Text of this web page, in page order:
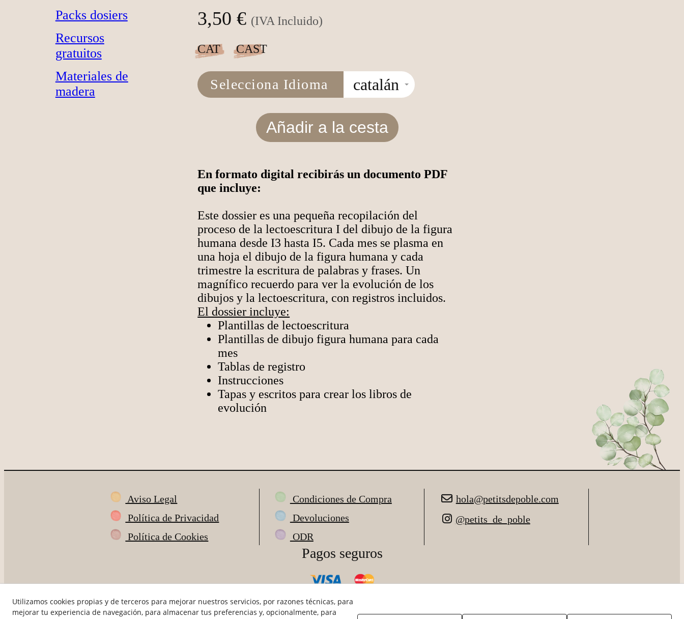
Packs dosiers
Recursos
gratuitos
Materiales de
madera
En formato digital recibirás un documento PDF
que incluye:
Este dossier es una pequeña recopilación del
proceso de la lectoescritura I del dibujo de la figura
humana desde I3 hasta I5. Cada mes se plasma en
una hoja el dibujo de la figura humana y cada
trimestre la escritura de palabras y frases. Un
magnífico recuerdo para ver la evolución de los
dibujos y la lectoescritura, con registros incluidos.
El dossier incluye:
Plantillas de lectoescritura
Plantillas de dibujo figura humana para cada
mes
Tablas de registro
Instrucciones
Tapas y escritos para crear los libros de
evolución
CAT CAST
3,50 € (IVA Incluido)
Selecciona Idioma catalán
Añadir a la cesta
Aviso Legal
Política de Privacidad
Política de Cookies
Condiciones de Compra
Devoluciones
ODR
hola@petitsdepoble.com
@petits_de_poble
Pagos seguros
Utilizamos cookies propias y de terceros para mejorar nuestros servicios, por razones técnicas, para
mejorar tu experiencia de navegación, para almacenar tus preferencias y, opcionalmente, para